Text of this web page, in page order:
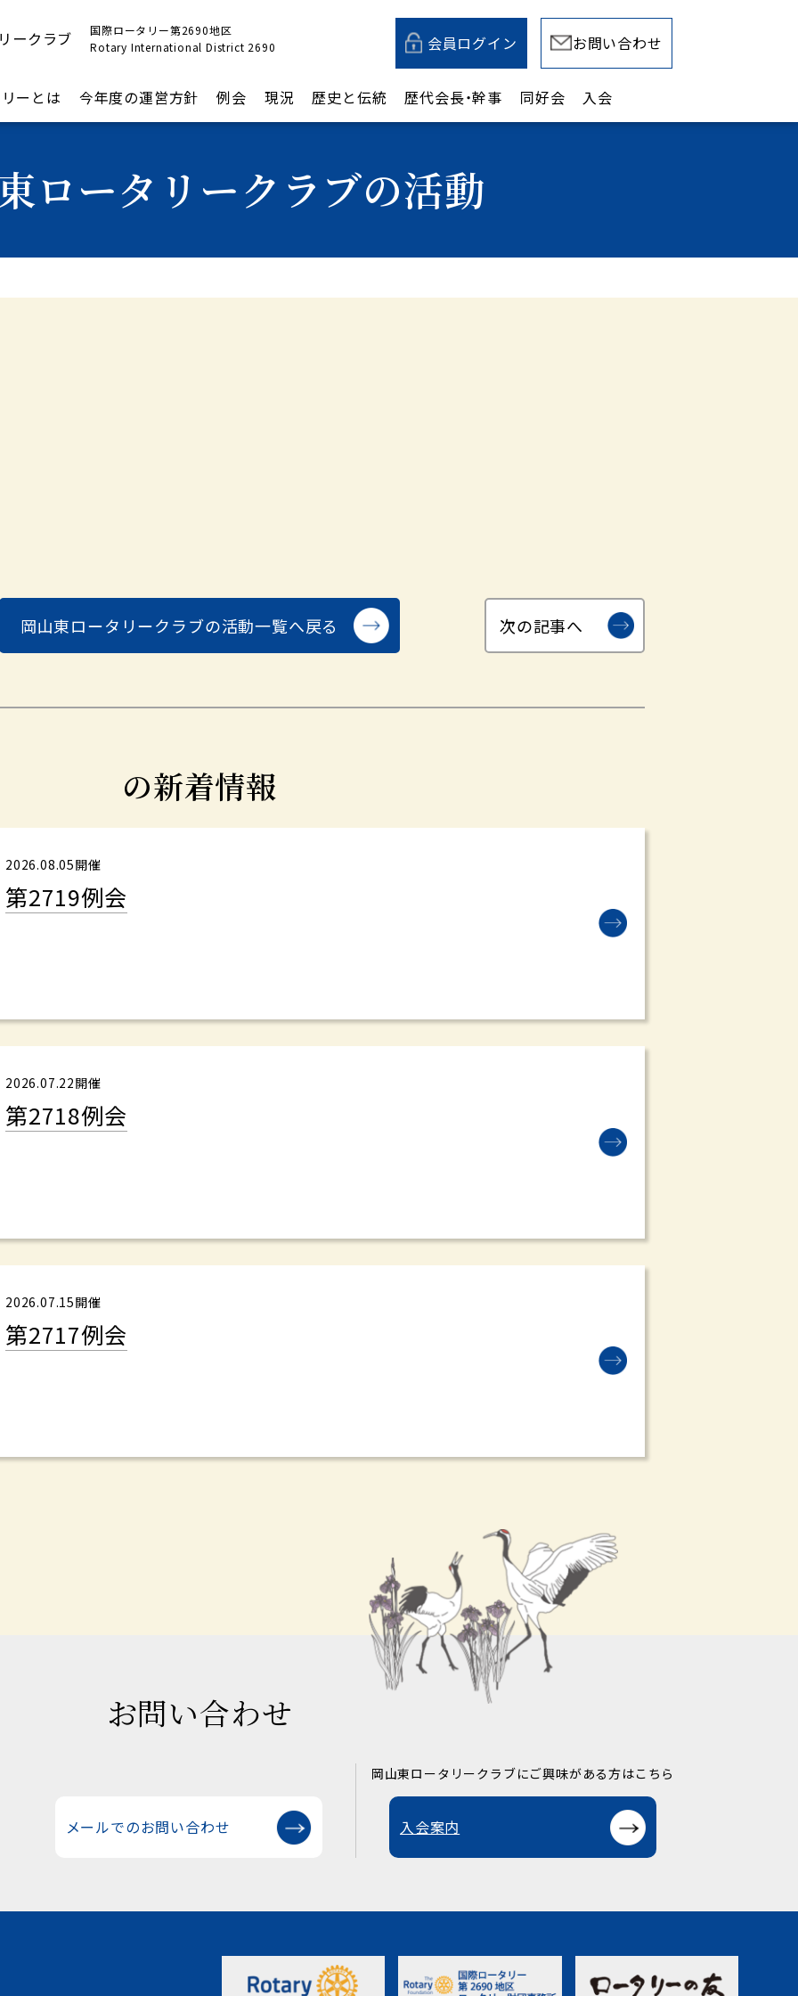
ークラブ
国際ロータリー第2690地区
Rotary International District 2690
会員ログイン お問い合わせ
ーとは 今年度の運営方針 例会 現況 歴史と伝統 歴代会長・幹事 同好会 入会
ロータリークラブの活動
岡山東ロータリークラブの活動一覧へ戻る 次の記事へ
の新着情報
2026.08.05開催
第2719例会
2026.07.22開催
第2718例会
2026.07.15開催
第2717例会
お問い合わせ
メールでのお問い合わせ
岡山東ロータリークラブにご興味がある方はこちら
入会案内